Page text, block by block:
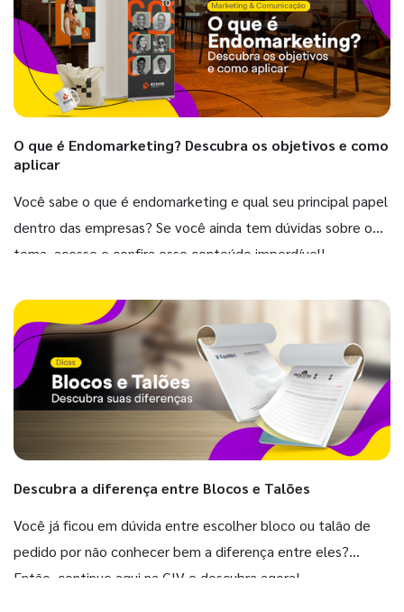
O que é Endomarketing? Descubra os objetivos e como
aplicar
Você sabe o que é endomarketing e qual seu principal papel
dentro das empresas? Se você ainda tem dúvidas sobre o
tema, acesse e confira esse conteúdo imperdível!
Descubra a diferença entre Blocos e Talões
Você já ficou em dúvida entre escolher bloco ou talão de
pedido por não conhecer bem a diferença entre eles?
Então, continue aqui na GIV e descubra agora!